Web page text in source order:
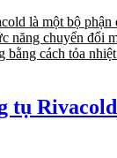
là một bộ phận
năng chuyển đổi
bằng cách tỏa
tụ Rivacold